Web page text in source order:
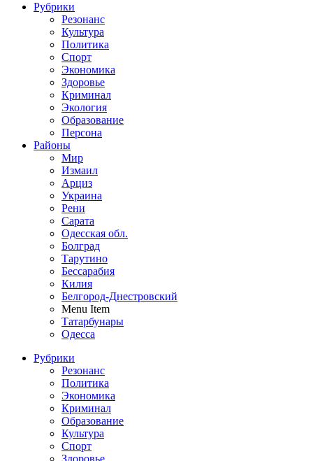
Рубрики
Резонанс
Культура
Политика
Спорт
Экономика
Здоровье
Криминал
Экология
Образование
Персона
Районы
Мир
Измаил
Арциз
Украина
Рени
Сарата
Одесская обл.
Болград
Тарутино
Бессарабия
Килия
Белгород-Днестровский
Menu Item
Татарбунары
Одесса
Рубрики
Резонанс
Политика
Экономика
Криминал
Образование
Культура
Спорт